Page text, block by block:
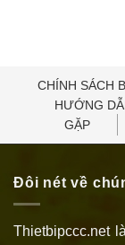
CHÍNH SÁCH
HƯỚNG
GẶP
Đôi nét về
Thietbipccc.net